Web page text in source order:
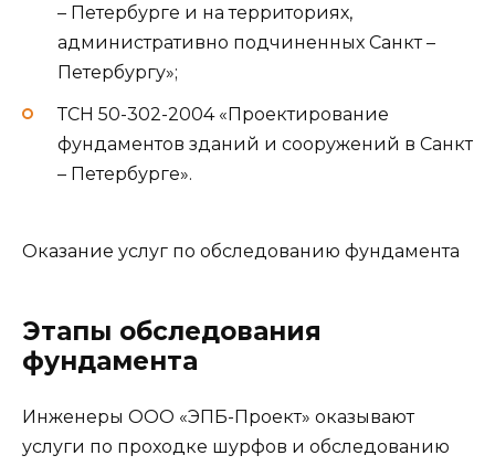
– Петербурге и на территориях,
административно подчиненных Санкт –
Петербургу»;
ТСН 50-302-2004 «Проектирование
фундаментов зданий и сооружений в Санкт
– Петербурге».
Оказание услуг по обследованию фундамента
Этапы обследования
фундамента
Инженеры ООО «ЭПБ-Проект» оказывают
услуги по проходке шурфов и обследованию